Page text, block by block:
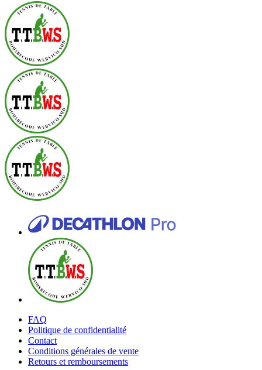
FAQ
Politique de confidentialité
Contact
Conditions générales de vente
Retours et remboursements